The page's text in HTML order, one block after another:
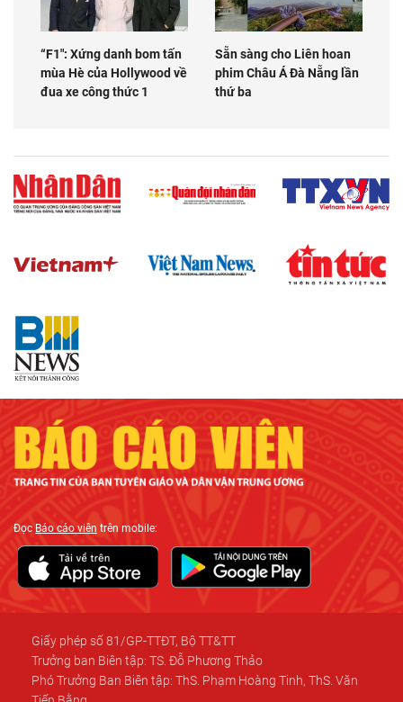
“F1": Xứng danh bom tấn
mùa Hè của Hollywood về
đua xe công thức 1
Sẵn sàng cho Liên hoan
phim Châu Á Đà Nẵng lần
thứ ba
ĐọcBáo cáo viên trên mobile:
Giấy phép số 81/GP-TTĐT, Bộ TT&TT
Trưởng ban Biên tập: TS. Đỗ Phương Thảo
Phó Trưởng Ban Biên tập: ThS. Phạm Hoàng Tinh, ThS. Văn